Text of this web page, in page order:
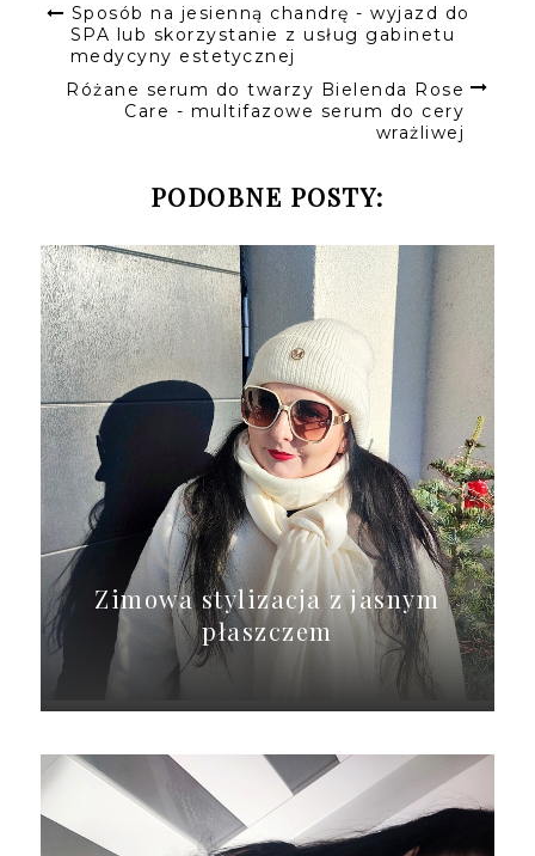
Sposób na jesienną chandrę - wyjazd do
SPA lub skorzystanie z usług gabinetu
medycyny estetycznej
Różane serum do twarzy Bielenda Rose
Care - multifazowe serum do cery
wrażliwej
PODOBNE POSTY:
Zimowa stylizacja z jasnym
płaszczem